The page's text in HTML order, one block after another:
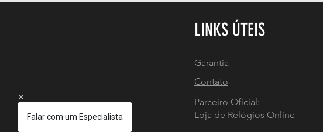
LINKS ÚTEIS
Garantia
Contato
Parceiro Oficial:
Loja de Relógios Online
Falar com um Especialista